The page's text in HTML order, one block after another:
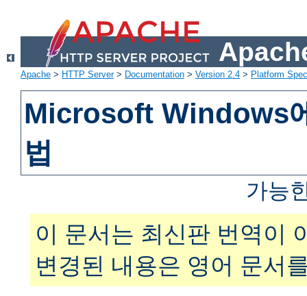
Apache > HTTP Server> Documentation > Version 2.4 > Platform
Microsoft Windows
법
가능
이 문서는 최신판 번역이
변경된 내용은 영어 문서